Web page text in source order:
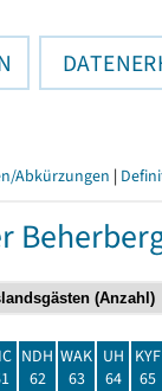
Abkürzungen |
NDH
62
WAK
63
UH
64
KYF
65